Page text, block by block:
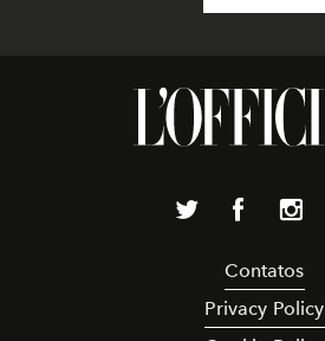
Contatos
Privacy Policy